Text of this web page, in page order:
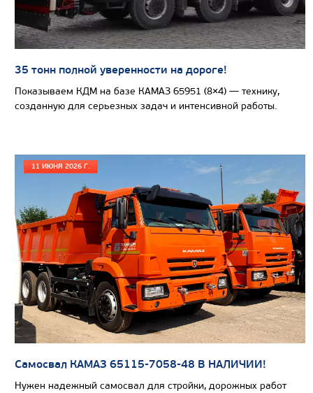
САМОСВАЛ КАМАЗ-65802
Цена по запросу
Производитель
Экологический класс
Грузоподъемность, кг
Вместимость кузова, м3
35 тонн полной уверенности на дороге!
Показываем КДМ на базе КАМАЗ 65951 (8×4) — технику,
созданную для серьезных задач и интенсивной работы.
11 ИЮНЯ 2026 Г.
Самосвал КАМАЗ 65115-7058-48 В НАЛИЧИИ!
Нужен надежный самосвал для стройки, дорожных работ